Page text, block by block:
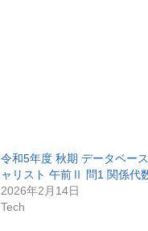
令和5年度 秋期 データベー
ャリスト 午前Ⅱ 問1 関係代
2026年2月14日
Tech